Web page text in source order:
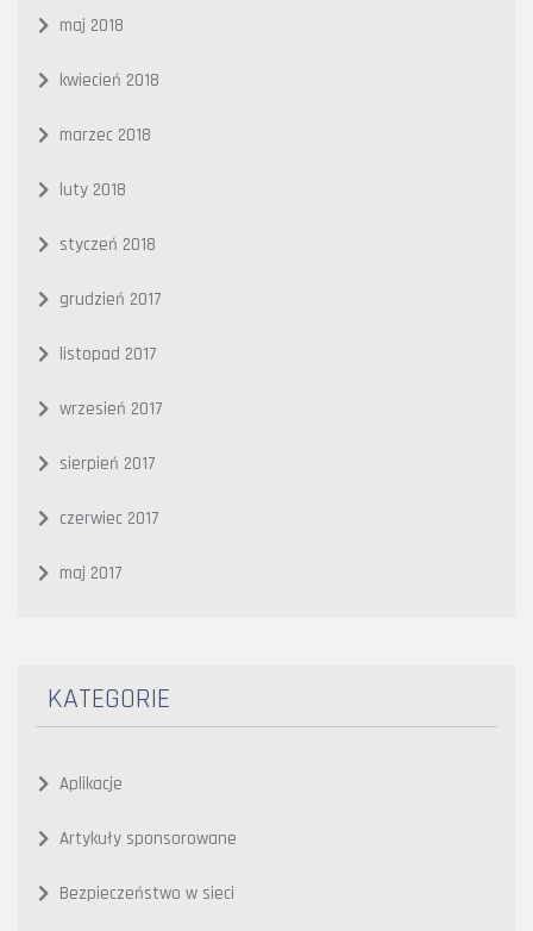
maj 2018
kwiecień 2018
marzec 2018
luty 2018
styczeń 2018
grudzień 2017
listopad 2017
wrzesień 2017
sierpień 2017
czerwiec 2017
maj 2017
KATEGORIE
Aplikacje
Artykuły sponsorowane
Bezpieczeństwo w sieci